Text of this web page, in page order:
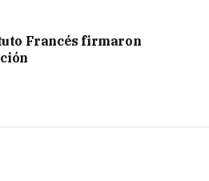
Francés firmaron